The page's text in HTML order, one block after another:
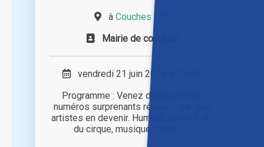
à Couches (71)
Mairie de couches
vendredi 21 juin 2024 à 20h00
Programme : Venez découvrir des
numéros surprenants réalisés par des
artistes en devenir. Humour, danses, art
du cirque, musique, chant. [...]